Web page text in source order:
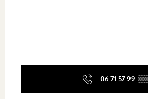
06 71 57 99 ▒▒